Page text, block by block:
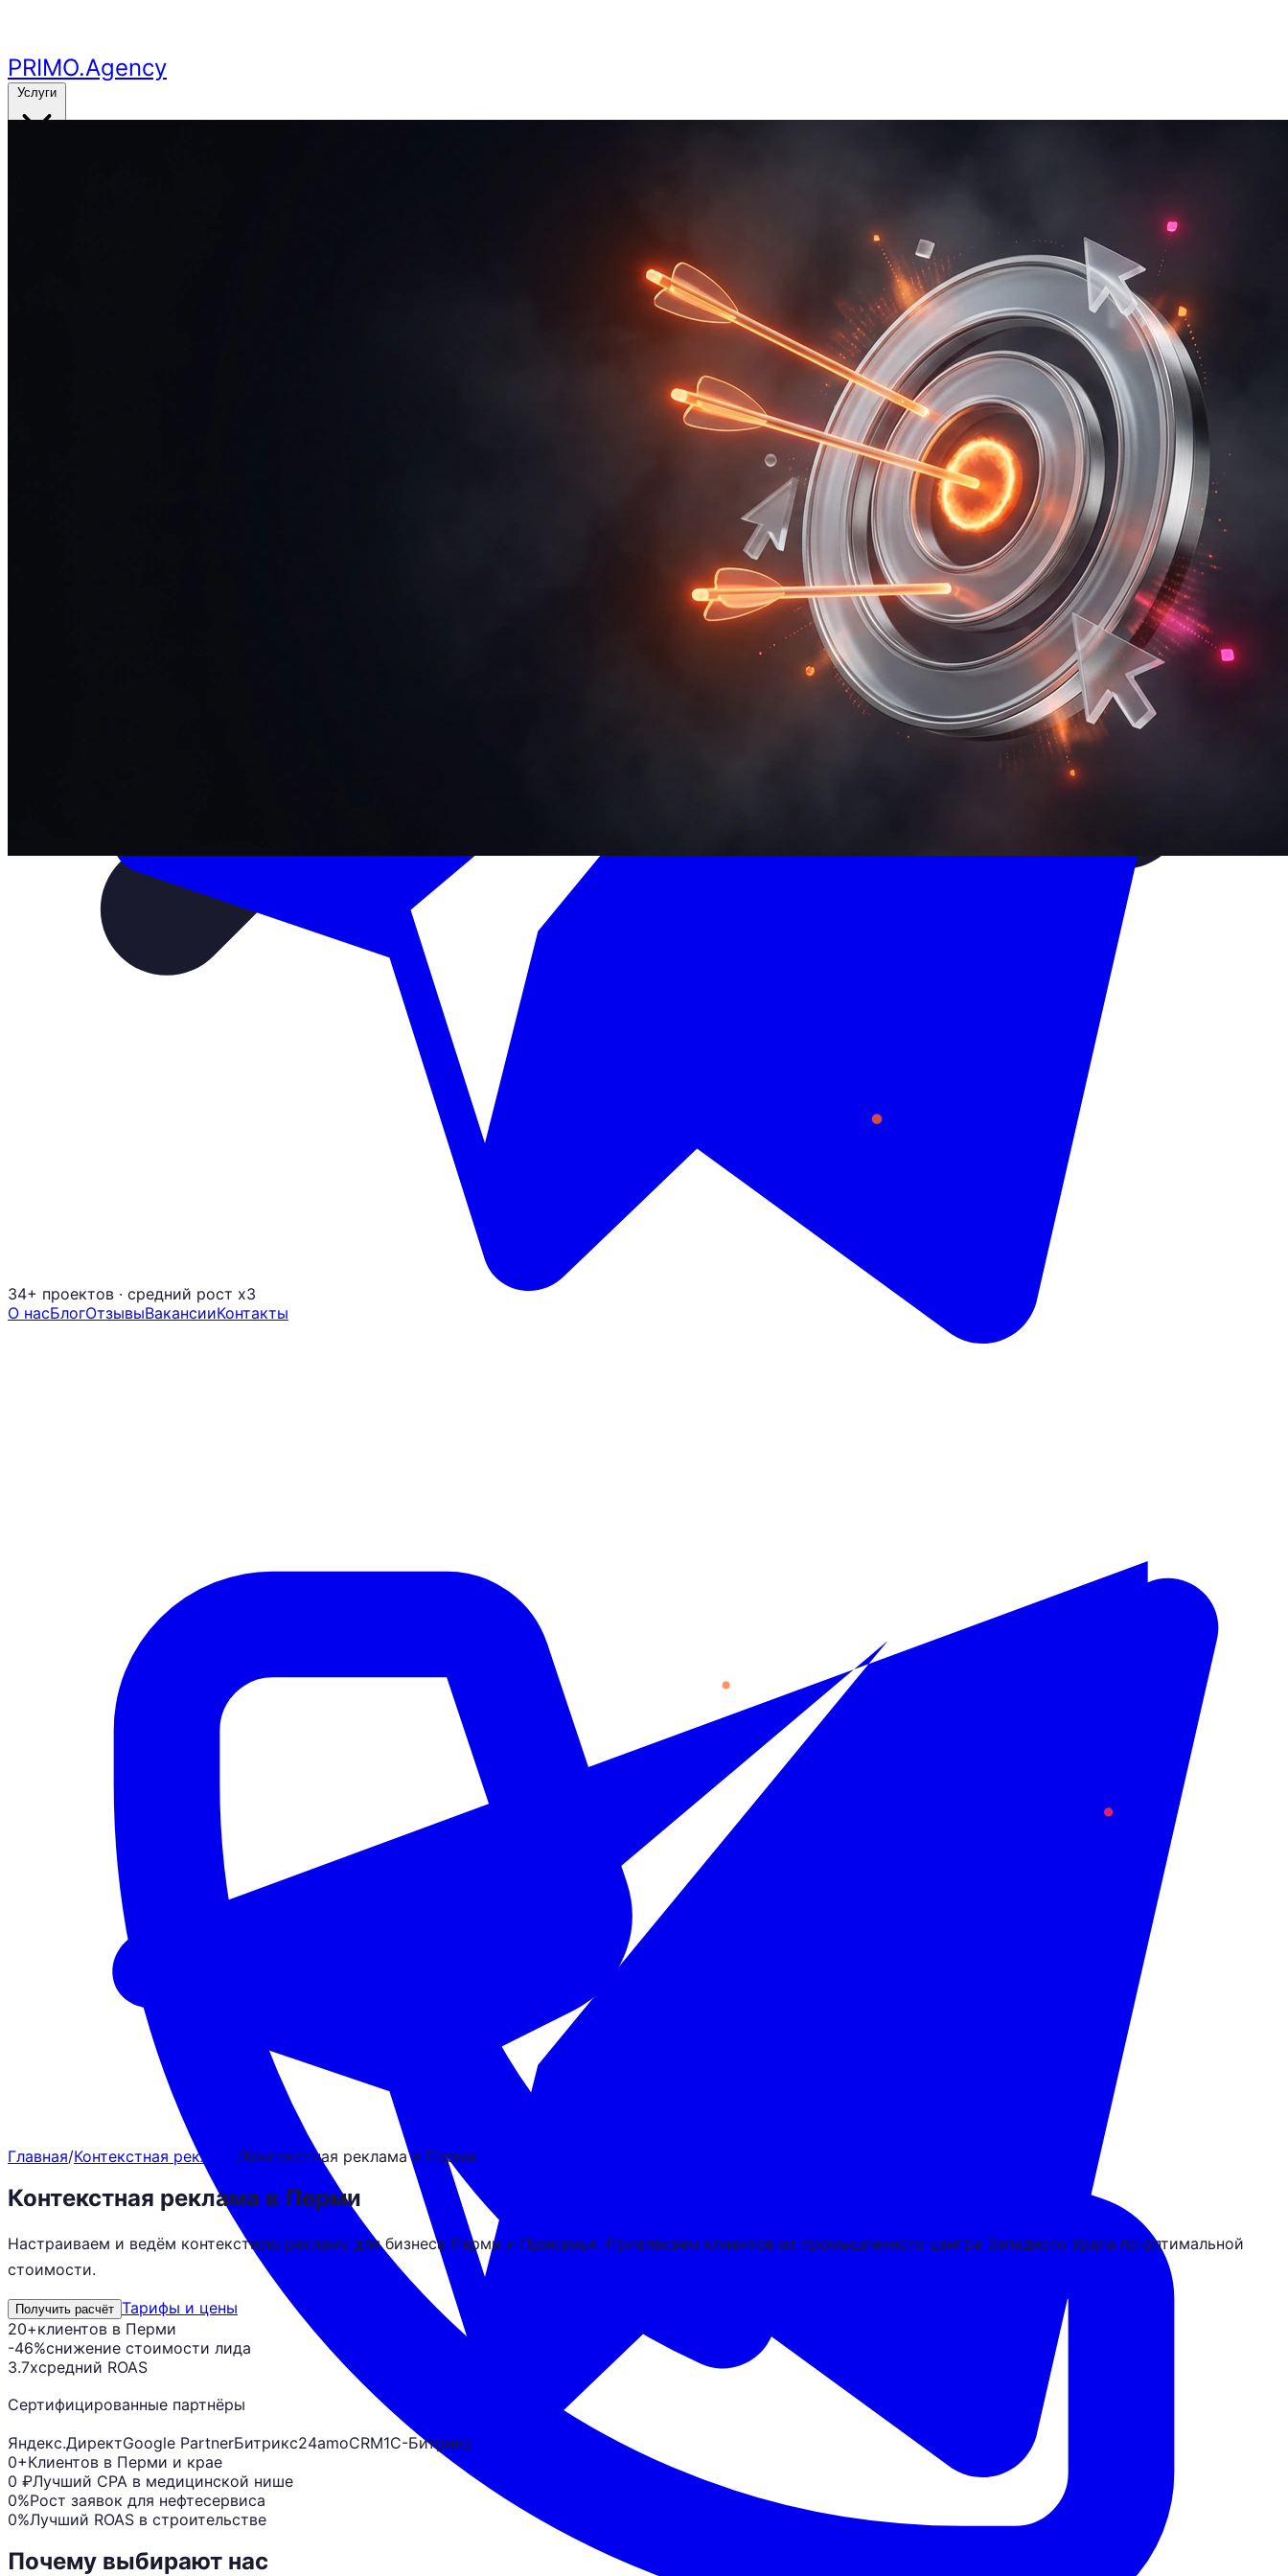
34+ проектов · средний рост x3
О насБлогОтзывыВакансииКонтакты
PRIMO.Agency
Главная/Контекстная реклама /Контекстная реклама в Перми
Контекстная реклама в Перми
Настраиваем и ведём контекстную рекламу для бизнеса Перми и Прикамья. Привлекаем клиентов из промышленного центра Западного Урала по оптимальной
стоимости.
Получить расчёт Тарифы и цены
20+клиентов в Перми
-46%снижение стоимости лида
3.7xсредний ROAS
Сертифицированные партнёры
Яндекс.ДиректGoogle PartnerБитрикс24amoCRM1С-Битрикс
0+Клиентов в Перми и крае
0 ₽Лучший CPA в медицинской нише
0%Рост заявок для нефтесервиса
0%Лучший ROAS в строительстве
Почему выбирают нас